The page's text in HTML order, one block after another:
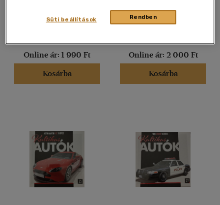
Vélemény szerint
(1)
Online ár: 1 990 Ft
Kosárba
Antikvár partner
Online ár: 2 000 Ft
Kosárba
Rendben
Süti beállítások